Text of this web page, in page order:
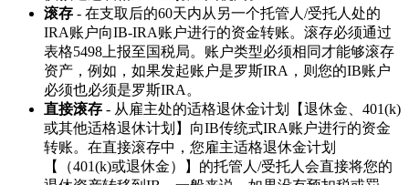
滚存 - 在支取后的60天内从另一个托管人/受托人处的
IRA账户向IB-IRA账户进行的资金转账。滚存必须通过
表格5498上报至国税局。账户类型必须相同才能够滚存
资产，例如，如果发起账户是罗斯IRA，则您的IB账户
必须也必须是罗斯IRA。
直接滚存 - 从雇主处的适格退休金计划【退休金、401(k)
或其他适格退休计划】向IB传统式IRA账户进行的资金
转账。在直接滚存中，您雇主适格退休金计划
【（401(k)或退休金）】的托管人/受托人会直接将您的